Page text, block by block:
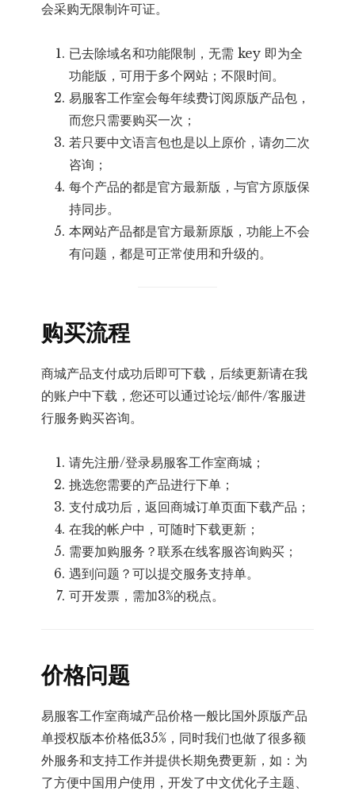
会采购无限制许可证。
已去除域名和功能限制，无需 key 即为全
功能版，可用于多个网站；不限时间。
易服客工作室会每年续费订阅原版产品包，
而您只需要购买一次；
若只要中文语言包也是以上原价，请勿二次
咨询；
每个产品的都是官方最新版，与官方原版保
持同步。
本网站产品都是官方最新原版，功能上不会
有问题，都是可正常使用和升级的。
购买流程
商城产品支付成功后即可下载，后续更新请在我
的账户中下载，您还可以通过论坛/邮件/客服进
行服务购买咨询。
请先注册/登录易服客工作室商城；
挑选您需要的产品进行下单；
支付成功后，返回商城订单页面下载产品；
在我的帐户中，可随时下载更新；
需要加购服务？联系在线客服咨询购买；
遇到问题？可以提交服务支持单。
可开发票，需加3%的税点。
价格问题
易服客工作室商城产品价格一般比国外原版产品
单授权版本价格低35%，同时我们也做了很多额
外服务和支持工作并提供长期免费更新，如：为
了方便中国用户使用，开发了中文优化子主题、